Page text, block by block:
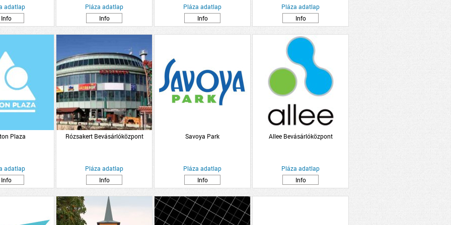
adatlap
Info
Pláza adatlap
Info
Pláza adatlap
Info
Pláza adatlap
Info
Plaza
adatlap
Info
Rózsakert Bevásárlóközpont
Pláza adatlap
Info
Savoya Park
Pláza adatlap
Info
Allee Bevásárlóközpont
Pláza adatlap
Info